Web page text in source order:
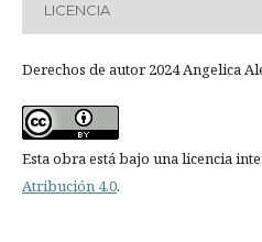
LICENCIA
Derechos de autor 2024 Angelica
Esta obra está bajo una licencia
Atribución 4.0.